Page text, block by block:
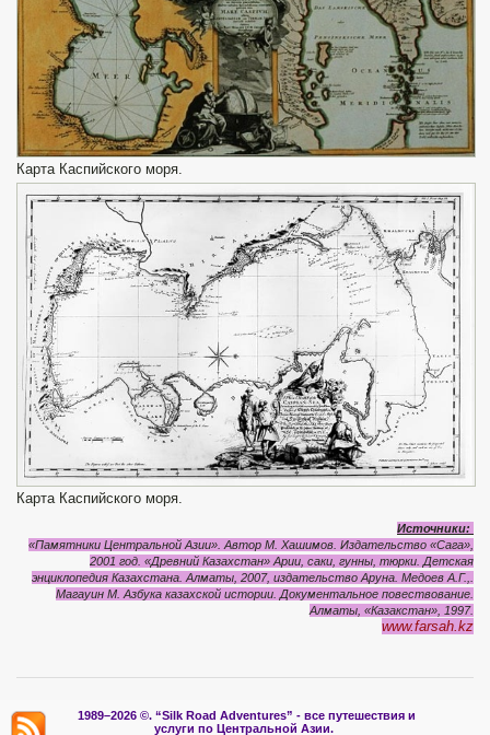
Карта Каспийского моря.
Карта Каспийского моря.
Источники:
«Памятники Центральной Азии». Автор М. Хашимов. Издательство «Сага»,
2001 год. «Древний Казахстан» Арии, саки, гунны, тюрки. Детская
энциклопедия Казахстана. Алматы, 2007, издательство Аруна. Медоев А.Г.,.
Магауин М. Азбука казахской истории. Документальное повествование.
Алматы, «Казакстан», 1997.
www.farsah.kz
1989–2026 ©. “Silk Road Adventures” - все путешествия и
услуги по Центральной Азии.